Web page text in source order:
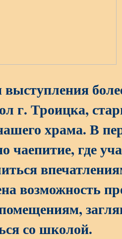
г. Троицка,
храма. В
чаепитие, где
возможность
со школой.